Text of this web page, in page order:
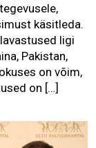
käsitleda.
ligi
Pakistan,
on võim,
on […]